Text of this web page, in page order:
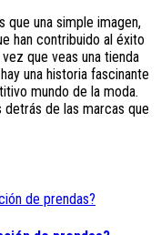
que una simple imagen,
han contribuido al éxito
que veas una tienda
una historia fascinante
mundo de la moda.
de las marcas que